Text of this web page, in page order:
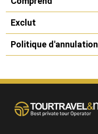
Exclut
Politique d'annulation